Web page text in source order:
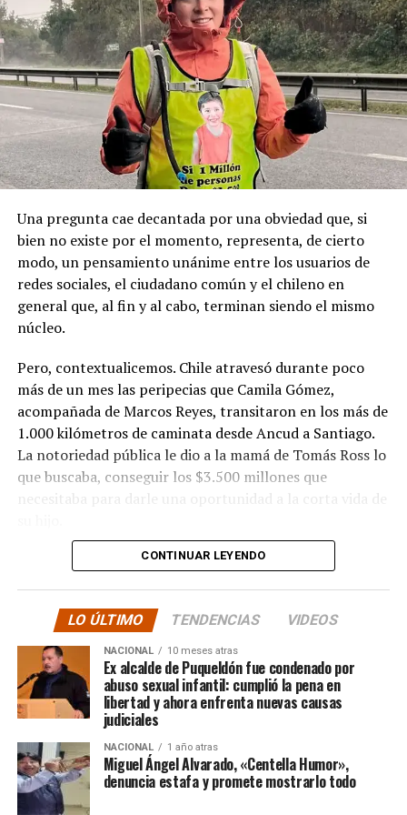
Pese a la gravedad a la gravedad de los hechos, no se
registraron declaraciones públicas de su partido ni
sanciones políticas posteriores.
geopolítica que es tan importante”.
Recordemos que el 21 de Septiembre de 1883 se produjo
la Toma de Posesión del Estrecho de Magallanes, donde
el capitán Juan Guillermos y 23 tripulantes a bordo de la
Goleta de Guerra Ancud de la Armada tomaron posesión
de estas tierras patagónicas donde izaron la bandera
nacional declarando este territorio como parte de Chile.
Una pregunta cae decantada por una obviedad que, si
bien no existe por el momento, representa, de cierto
modo, un pensamiento unánime entre los usuarios de
redes sociales, el ciudadano común y el chileno en
general que, al fin y al cabo, terminan siendo el mismo
núcleo.
Pero, contextualicemos. Chile atravesó durante poco
más de un mes las peripecias que Camila Gómez,
acompañada de Marcos Reyes, transitaron en los más de
1.000 kilómetros de caminata desde Ancud a Santiago.
La notoriedad pública le dio a la mamá de Tomás Ross lo
que buscaba, conseguir los $3.500 millones que
necesitaba para darle una oportunidad a la corta vida de
La solidaridad y empatía de los chilenos en cada paso
sino que se superó con creces. De hecho, el último
cómputo dado a conocer reveló la suma total de
$3.689.545.200.
Según Camila Gómez, el excedente de casi $200
millones sería destinadopara los costos médicos
asociados al suministro del Elevidys «porque los 3.500
millonessolo incluye el frasco del fármaco y no los
otros gastos relacionados con los tres meses del
tratamiento
«, indicó a Meganonoticias.cl
CONTINUAR LEYENDO
LO ÚLTIMO TENDENCIAS VIDEOS
NACIONAL 10 meses atras
Ex alcalde de Puqueldón fue condenado por
abuso sexual infantil: cumplió la pena en
libertad y ahora enfrenta nuevas causas
judiciales
NACIONAL 1 año atras
Miguel Ángel Alvarado, «Centella Humor»,
denuncia estafa y promete mostrarlo todo